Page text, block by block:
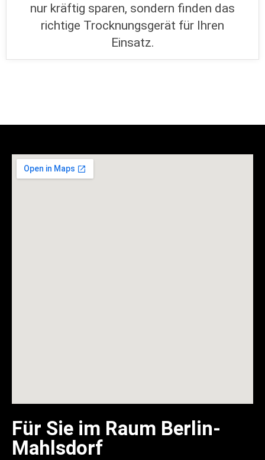
nur kräftig sparen, sondern finden das
richtige Trocknungsgerät für Ihren
Einsatz.
Für Sie im Raum Berlin-
Mahlsdorf